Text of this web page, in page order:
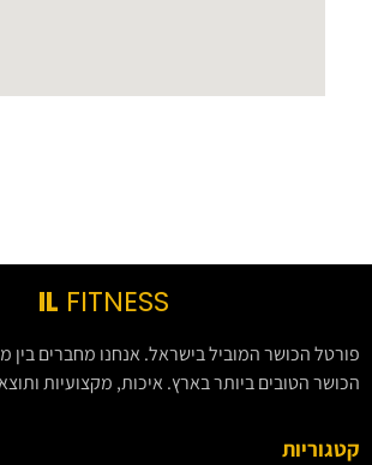
IL FITNESS
פורטל הכושר המוביל בישראל. אנחנו מחברים בין
הכושר הטובים ביותר בארץ. איכות, מקצועיות
קטגוריות